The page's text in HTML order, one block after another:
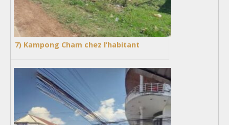
7) Kampong Cham chez l’habitant